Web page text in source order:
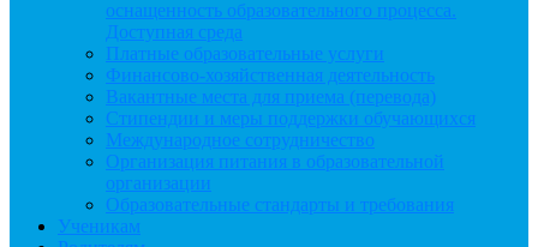
оснащенность образовательного процесса.
Доступная среда
Платные образовательные услуги
Финансово-хозяйственная деятельность
Вакантные места для приема (перевода)
Стипендии и меры поддержки обучающихся
Международное сотрудничество
Организация питания в образовательной
организации
Образовательные стандарты и требования
Ученикам